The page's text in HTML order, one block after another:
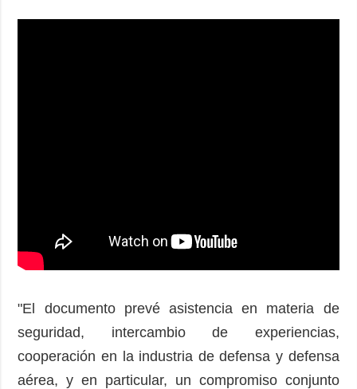
"El documento prevé asistencia en materia de
seguridad, intercambio de experiencias,
cooperación en la industria de defensa y defensa
aérea, y en particular, un compromiso conjunto